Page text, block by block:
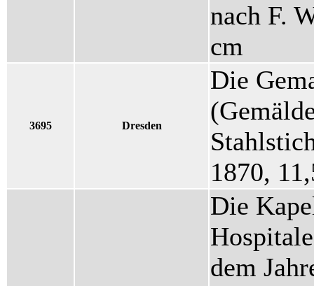
nach F.
cm
3695 Dresden
Die
1870,
Die
dem